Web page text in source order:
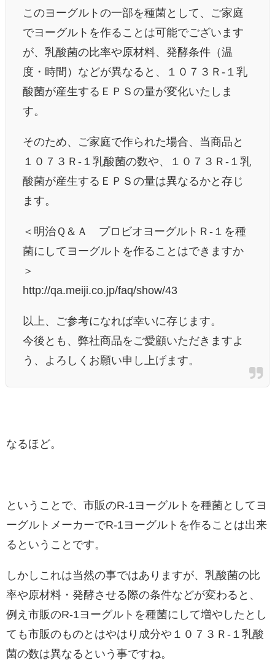
このヨーグルトの一部を種菌として、
ご家庭
でヨーグルトを作ることは可能でございます
が、乳酸菌の比率や原材料、発酵条件（温
度・時間） などが異なると、１０７３Ｒ- １乳
酸菌が産生するＥＰＳの量が変化いたしま
す。
そのため、ご家庭で作られた場合、当商品と
１０７３Ｒ- １乳酸菌の数や、１０７３Ｒ- １乳
酸菌が産生するＥＰＳの量は異なるかと存じ
ます。
＜明治Ｑ＆Ａ プロビオヨーグルトＲ‐ １を種
菌にしてヨーグルトを作ることはできますか
＞
http://qa.meiji.co.jp/faq/show/43
以上、ご参考になれば幸いに存じます。
今後とも、弊社商品をご愛顧いただきますよ
う、
よろしくお願い申し上げます。
なるほど。
ということで、市販のR-1ヨーグルトを種菌としてヨ
ーグルトメーカーでR-1ヨーグルトを作ることは出来
るということです。
しかしこれは当然の事ではありますが、乳酸菌の比
率や原材料・発酵させる際の条件などが変わると、
例え市販のR-1ヨーグルトを種菌にして増やしたとし
ても市販のものとはやはり成分や１０７３Ｒ- １乳酸
菌の数は異なるという事ですね。